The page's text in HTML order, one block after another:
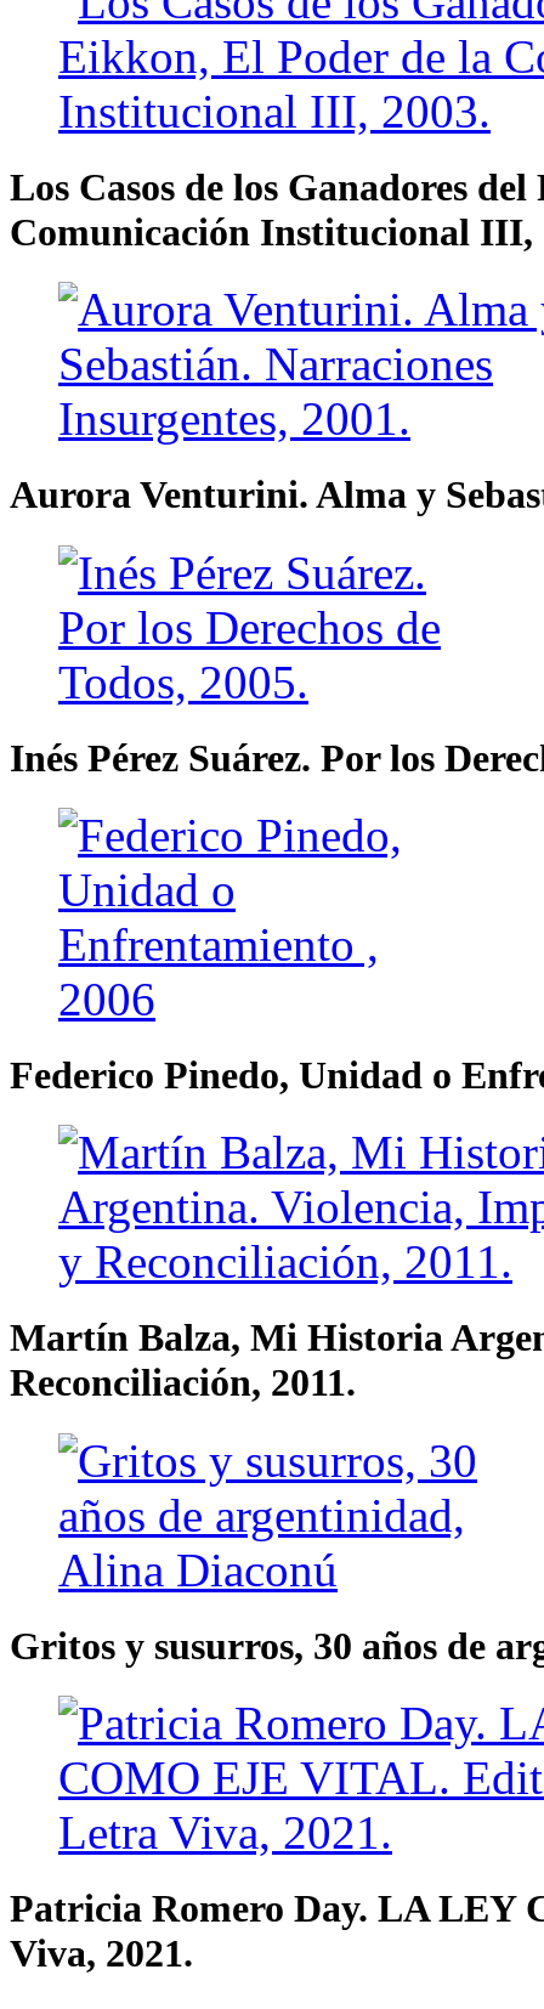
Los Casos de los Ganadores
Comunicación Institucional III,
Aurora Venturini. Alma y
Inés Pérez Suárez. Por los
Federico Pinedo, Unidad o
Martín Balza, Mi Historia
Reconciliación, 2011.
Gritos y susurros, 30 años de
Patricia Romero Day. LA
Viva, 2021.